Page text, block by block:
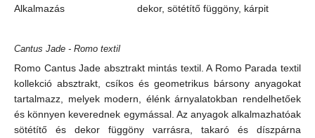
Alkalmazás
dekor, sötétítő függöny, kárpit
Cantus Jade - Romo textil
Romo Cantus Jade absztrakt mintás textil. A Romo Parada textil
kollekció absztrakt, csíkos és geometrikus bársony anyagokat
tartalmazz, melyek modern, élénk árnyalatokban rendelhetőek
és könnyen keverednek egymással. Az anyagok alkalmazhatóak
sötétítő és dekor függöny varrásra, takaró és díszpárna